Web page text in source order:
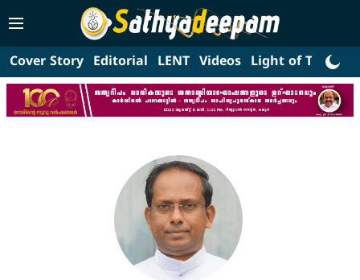
Cover Story Editorial LENT Videos Light of Truth